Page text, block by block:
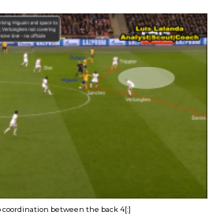
between the back 4[:]